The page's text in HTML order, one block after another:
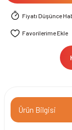
Fiyatı Düşünce
Ürün Bilgisi